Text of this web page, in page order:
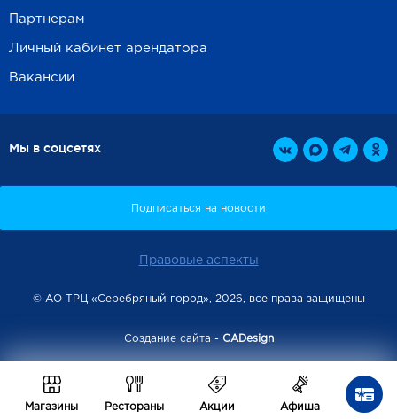
Магазины Рестораны Акции Афиша
Партнерам
Личный кабинет арендатора
Вакансии
Мы в соцсетях
Правовые аспекты
© АО ТРЦ «Серебряный город», 2026, все права защищены
Создание сайта - CADesign